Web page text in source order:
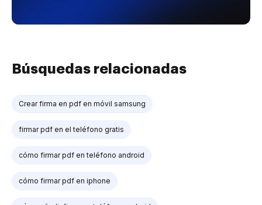
Búsquedas relacionadas
Crear firma en pdf en móvil samsung
firmar pdf en el teléfono gratis
cómo firmar pdf en teléfono android
cómo firmar pdf en iphone